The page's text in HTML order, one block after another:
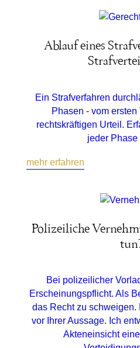
Ablauf eines
Ein Strafverfahren
Phasen - vom
rechtskräftigen Urteil.
jeder Phase
mehr erfahren
Polizeiliche
Bei polizeilicher
Erscheinungspflicht. Als
das Recht zu schweigen.
vor Ihrer Aussage. Ich
Akteneinsicht